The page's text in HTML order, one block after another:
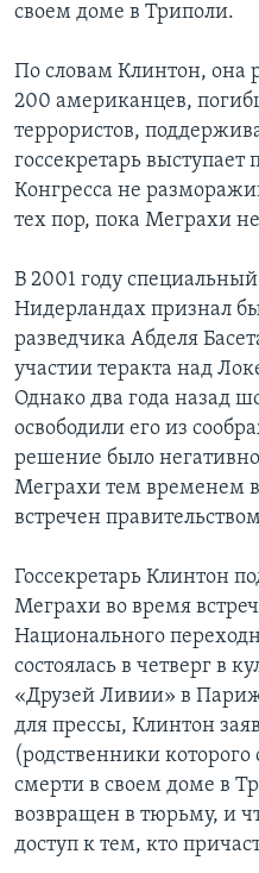
своем доме в Триполи.
По словам Клинтон, она
200 американцев,
террористов,
госсекретарь выступает
Конгресса не
тех пор, пока Меграхи
В 2001 году
Нидерландах признал
разведчика Абделя
участии теракта над
Однако два года назад
освободили его из
решение было
Меграхи тем временем
встречен
Госсекретарь Клинтон
Меграхи во время
Национального
состоялась в четверг в
«Друзей Ливии» в
для прессы, Клинтон
(родственники
смерти в своем доме в
возвращен в тюрьму, и
доступ к тем, кто